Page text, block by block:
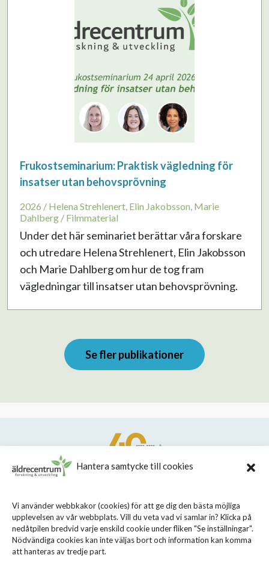
Hantera samtycke till cookies
Vi använder webbkakor (cookies) för att ge dig den bästa möjliga
upplevelsen av vår webbplats. Vill du veta vad vi samlar in? Klicka på
nedåtpilen bredvid varje enskild cookie under fliken "Se inställningar".
Nödvändiga cookies kan inte väljas bort och information kan komma
att hanteras av tredje part.
Frukostseminarium: Praktisk vägledning för
insatser utan behovsprövning
2026 / Helena Strehlenert, Elin Jakobsson, Marie
Dahlberg / Filmmaterial
Under det här seminariet berättar våra forskare
och utredare Helena Strehlenert, Elin Jakobsson
och Marie Dahlberg om hur de tog fram
vägledningar till insatser utan behovsprövning.
Se fler publikationer
Sveavägen 155, 113 46 Stockholm
08 - 690 58 00
info@aldrecentrum.se